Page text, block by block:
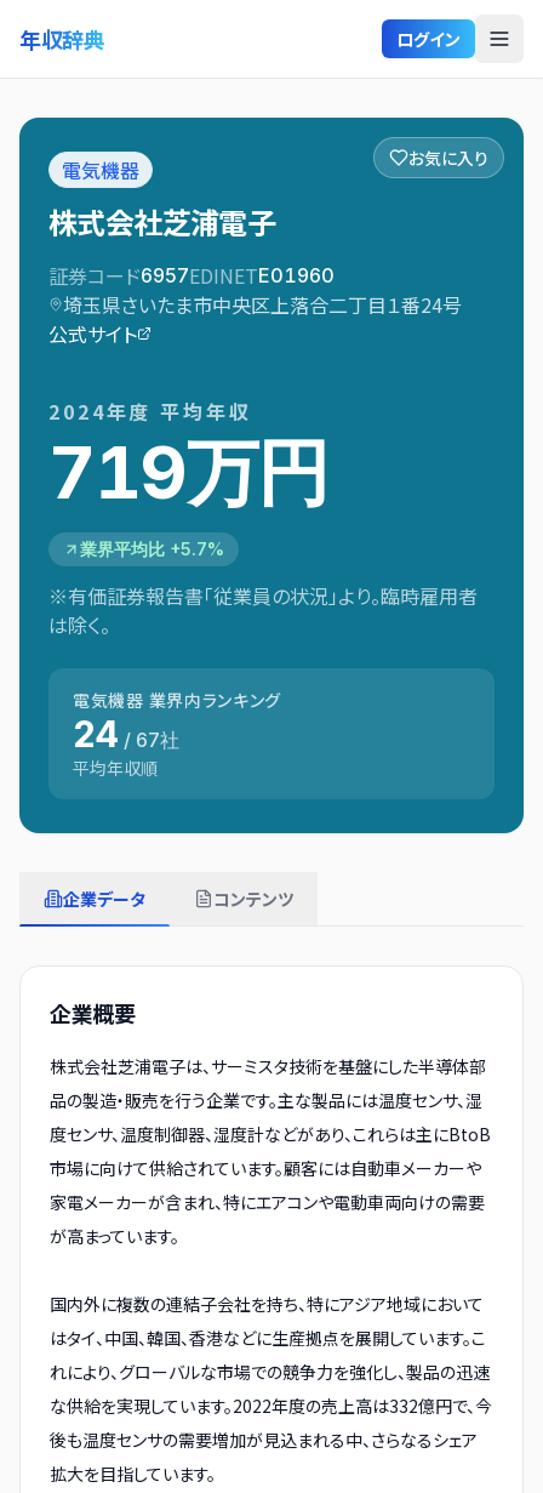
年収辞典 ログイン
お気に入り
電気機器
株式会社芝浦電子
証券コード6957EDINETE01960
埼玉県さいたま市中央区上落合二丁目１番24号
公式サイト
2024年度 平均年収
719万円
業界平均比 +5.7%
※有価証券報告書「従業員の状況」より。臨時雇用者
は除く。
電気機器 業界内ランキング
24 / 67社
平均年収順
企業データ コンテンツ
企業概要
株式会社芝浦電子は、サーミスタ技術を基盤にした半導体部
品の製造・販売を行う企業です。主な製品には温度センサ、湿
度センサ、温度制御器、湿度計などがあり、これらは主にBtoB
市場に向けて供給されています。顧客には自動車メーカーや
家電メーカーが含まれ、特にエアコンや電動車両向けの需要
が高まっています。
国内外に複数の連結子会社を持ち、特にアジア地域において
はタイ、中国、韓国、香港などに生産拠点を展開しています。こ
れにより、グローバルな市場での競争力を強化し、製品の迅速
な供給を実現しています。2022年度の売上高は332億円で、今
後も温度センサの需要増加が見込まれる中、さらなるシェア
拡大を目指しています。